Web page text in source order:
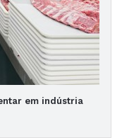
em indústria